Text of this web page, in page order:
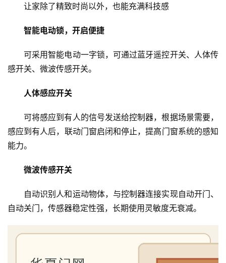
入
室
门
门
庭
让家除了精致时尚以外，也能充满科技感
智能电动锁，开启便捷
可采用智能电动一字锁，可通过蓝牙遥控开关、人体传
感开关、微波传感开关。
人体感应开关
可将感应到有人的信号发送给控制器，根据场景需要，
感应到有人后，联动门窗启闭和停止，提高门窗系统的感知
能力。
微波传感开关
自动识别人和运动物体，与控制器连接实现自动开门、
自动关门，传感器稳定性强，长期使用灵敏度无衰减。